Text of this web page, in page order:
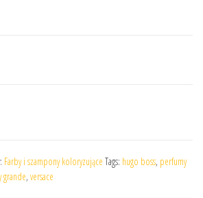
Farby i szampony koloryzujące Tags: hugo boss, perfumy
grande, versace